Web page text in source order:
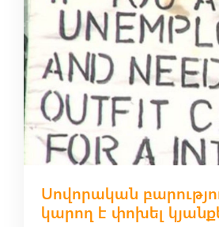
Սովորական
կարող է փոխել